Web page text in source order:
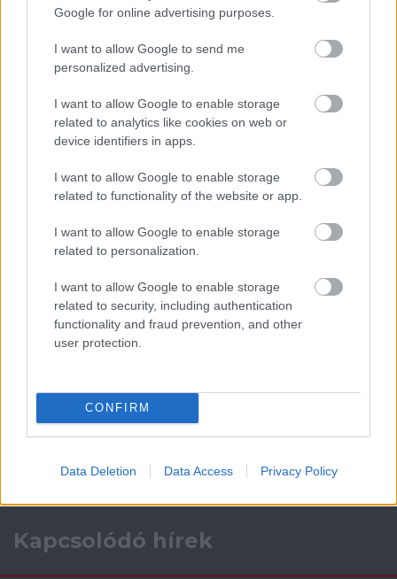
Google for online advertising purposes.
I want to allow Google to send me
personalized advertising.
I want to allow Google to enable storage
related to analytics like cookies on web or
device identifiers in apps.
I want to allow Google to enable storage
related to functionality of the website or app.
I want to allow Google to enable storage
related to personalization.
I want to allow Google to enable storage
related to security, including authentication
functionality and fraud prevention, and other
user protection.
CONFIRM
Data Deletion Data Access Privacy Policy
Felkészülési szezon 4. mérkőzés
2026-08-08 17:00
1 nap 1 óra 40 perc 27 másodperc
Leeds United vs Manchester United 2026-08-12 20:30
Támogatás
a ManUtdFanatics.hu működését!
Kapcsolódó hírek